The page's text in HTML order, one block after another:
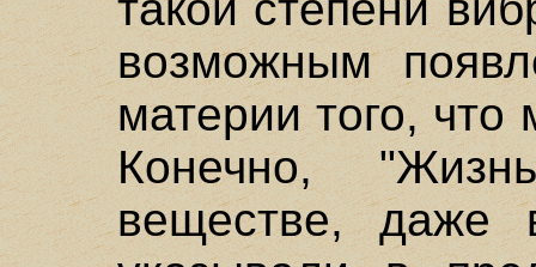
возможным
материи того,
Конечно,
веществе,